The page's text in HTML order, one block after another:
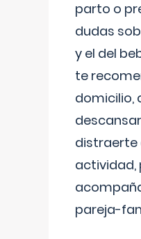
parto o
dudas
y el del
te
domicilio,
distraerte
actividad,
pareja-